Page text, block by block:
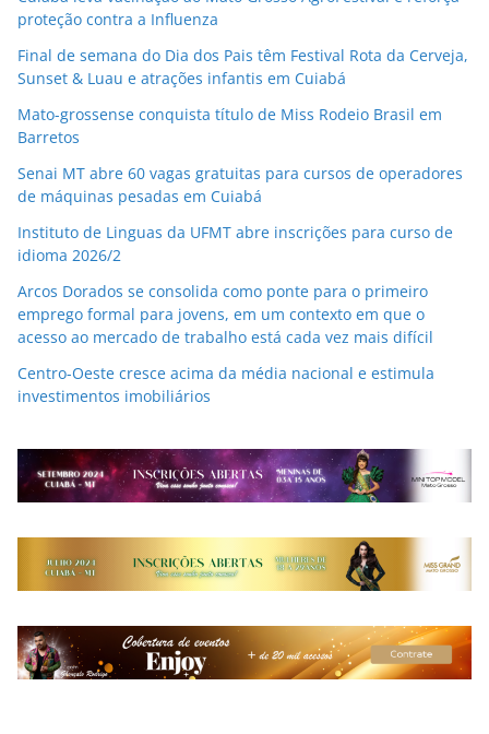
proteção contra a Influenza
Final de semana do Dia dos Pais têm Festival Rota da Cerveja,
Sunset & Luau e atrações infantis em Cuiabá
Mato-grossense conquista título de Miss Rodeio Brasil em
Barretos
Senai MT abre 60 vagas gratuitas para cursos de operadores
de máquinas pesadas em Cuiabá
Instituto de Linguas da UFMT abre inscrições para curso de
idioma 2026/2
Arcos Dorados se consolida como ponte para o primeiro
emprego formal para jovens, em um contexto em que o
acesso ao mercado de trabalho está cada vez mais difícil
Centro-Oeste cresce acima da média nacional e estimula
investimentos imobiliários